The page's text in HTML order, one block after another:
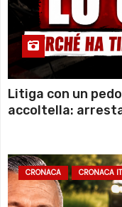
Litiga con un
accoltella:
CRONACA CRONACA